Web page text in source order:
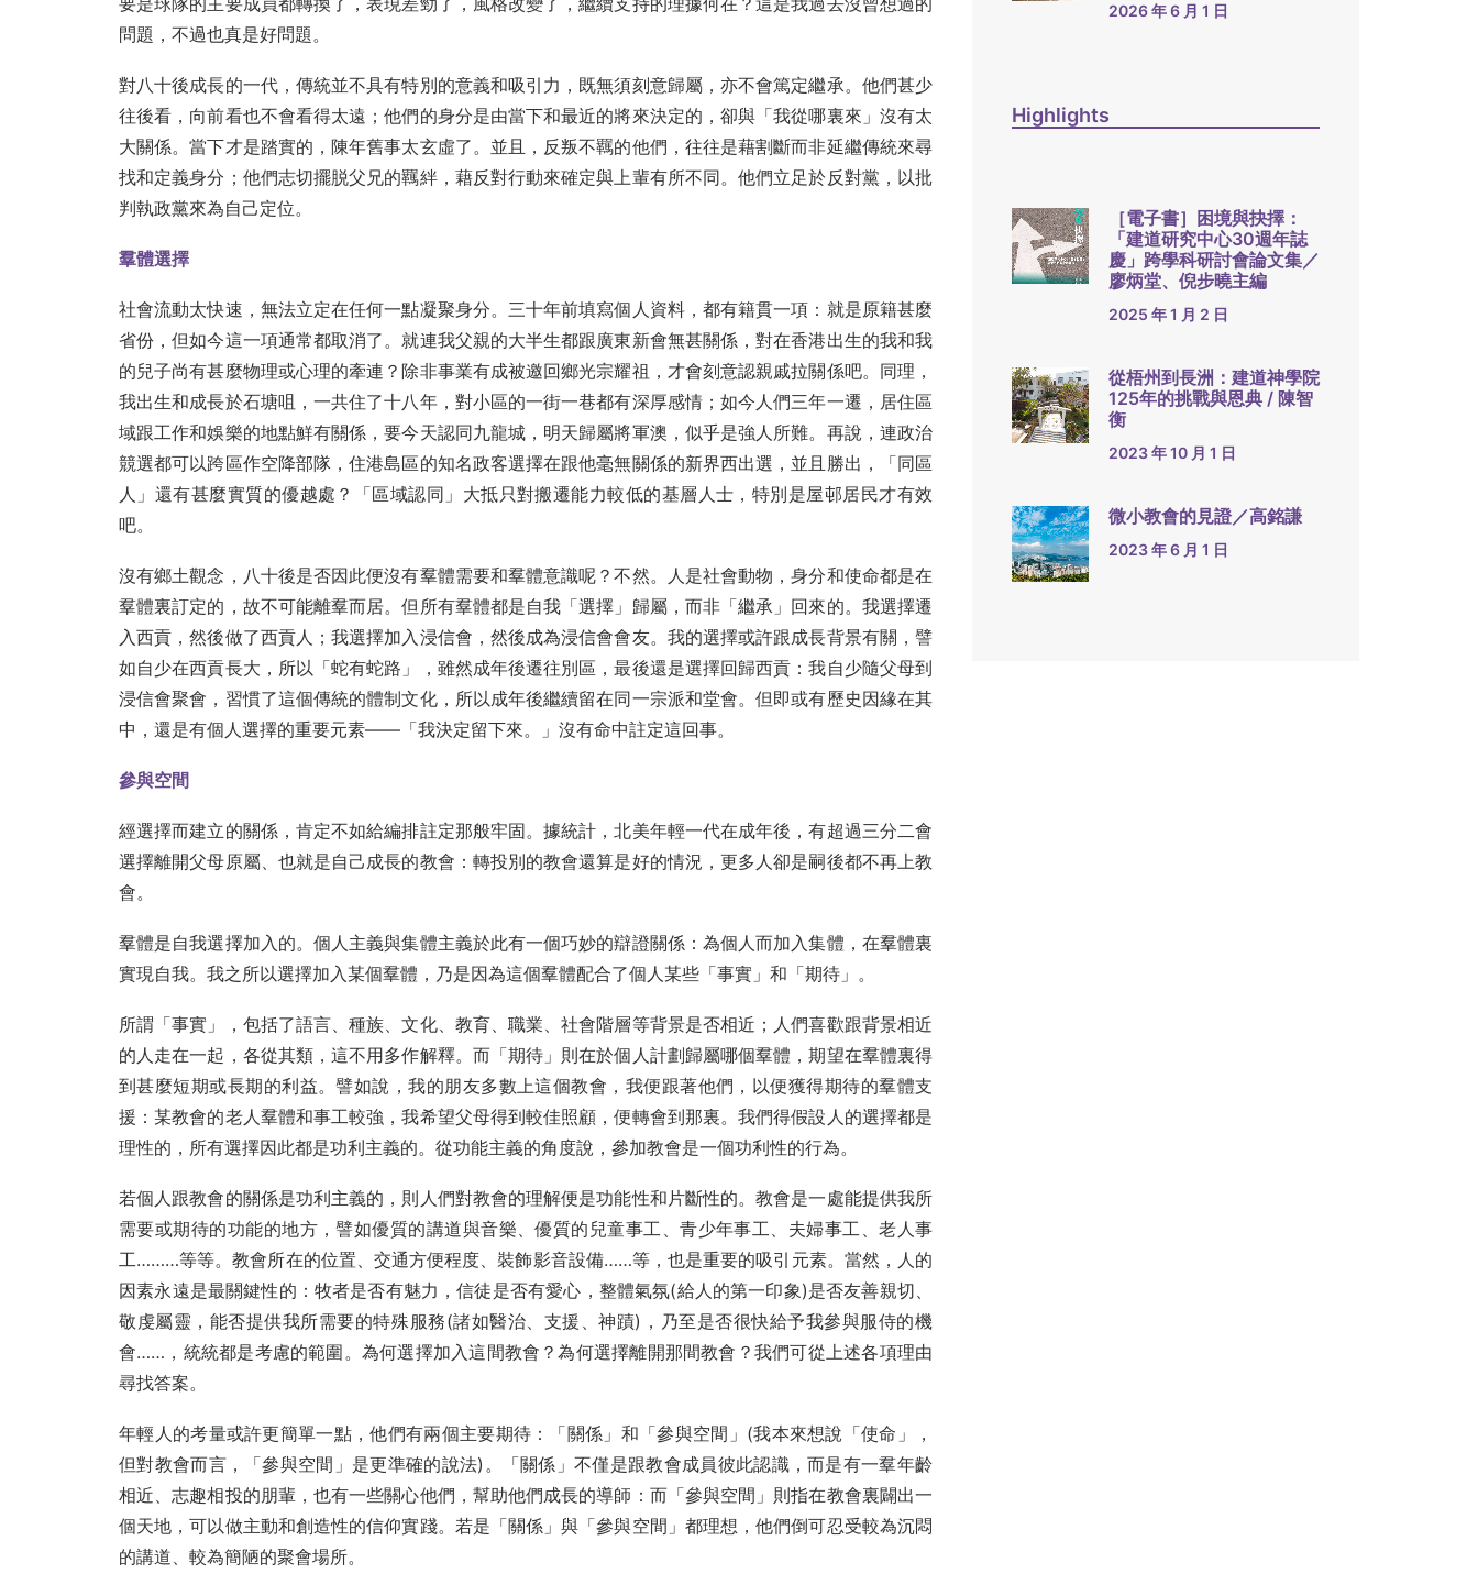
問題，不過也真是好問題。
對八十後成長的一代，傳統並不具有特別的意義和吸引力，既無須刻意歸屬，亦不會篤定繼承。他們甚少
往後看，向前看也不會看得太遠；他們的身分是由當下和最近的將來決定的，卻與「我從哪裏來」沒有太
大關係。當下才是踏實的，陳年舊事太玄虛了。並且，反叛不羈的他們，往往是藉割斷而非延繼傳統來尋
找和定義身分；他們志切擺脱父兄的羈絆，藉反對行動來確定與上輩有所不同。他們立足於反對黨，以批
判執政黨來為自己定位。
羣體選擇
社會流動太快速，無法立定在任何一點凝聚身分。三十年前填寫個人資料，都有籍貫一項：就是原籍甚麼
省份，但如今這一項通常都取消了。就連我父親的大半生都跟廣東新會無甚關係，對在香港出生的我和我
的兒子尚有甚麼物理或心理的牽連？除非事業有成被邀回鄉光宗耀祖，才會刻意認親戚拉關係吧。同理，
我出生和成長於石塘咀，一共住了十八年，對小區的一街一巷都有深厚感情；如今人們三年一遷，居住區
域跟工作和娛樂的地點鮮有關係，要今天認同九龍城，明天歸屬將軍澳，似乎是強人所難。再說，連政治
競選都可以跨區作空降部隊，住港島區的知名政客選擇在跟他毫無關係的新界西出選，並且勝出，「同區
人」還有甚麼實質的優越處？「區域認同」大抵只對搬遷能力較低的基層人士，特別是屋邨居民才有效
吧。
沒有鄉土觀念，八十後是否因此便沒有羣體需要和羣體意識呢？不然。人是社會動物，身分和使命都是在
羣體裏訂定的，故不可能離羣而居。但所有羣體都是自我「選擇」歸屬，而非「繼承」回來的。我選擇遷
入西貢，然後做了西貢人；我選擇加入浸信會，然後成為浸信會會友。我的選擇或許跟成長背景有關，譬
如自少在西貢長大，所以「蛇有蛇路」，雖然成年後遷往別區，最後還是選擇回歸西貢：我自少隨父母到
浸信會聚會，習慣了這個傳統的體制文化，所以成年後繼續留在同一宗派和堂會。但即或有歷史因緣在其
中，還是有個人選擇的重要元素——「我決定留下來。」沒有命中註定這回事。
參與空間
經選擇而建立的關係，肯定不如給編排註定那般牢固。據統計，北美年輕一代在成年後，有超過三分二會
選擇離開父母原屬、也就是自己成長的教會：轉投別的教會還算是好的情況，更多人卻是嗣後都不再上教
會。
羣體是自我選擇加入的。個人主義與集體主義於此有一個巧妙的辯證關係：為個人而加入集體，在羣體裏
實現自我。我之所以選擇加入某個羣體，乃是因為這個羣體配合了個人某些「事實」和「期待」。
所謂「事實」，包括了語言、種族、文化、教育、職業、社會階層等背景是否相近；人們喜歡跟背景相近
的人走在一起，各從其類，這不用多作解釋。而「期待」則在於個人計劃歸屬哪個羣體，期望在羣體裏得
到甚麼短期或長期的利益。譬如說，我的朋友多數上這個教會，我便跟著他們，以便獲得期待的羣體支
援：某教會的老人羣體和事工較強，我希望父母得到較佳照顧，便轉會到那裏。我們得假設人的選擇都是
理性的，所有選擇因此都是功利主義的。從功能主義的角度說，參加教會是一個功利性的行為。
若個人跟教會的關係是功利主義的，則人們對教會的理解便是功能性和片斷性的。教會是一處能提供我所
需要或期待的功能的地方，譬如優質的講道與音樂、優質的兒童事工、青少年事工、夫婦事工、老人事
工………等等。教會所在的位置、交通方便程度、裝飾影音設備……等，也是重要的吸引元素。當然，人的
因素永遠是最關鍵性的：牧者是否有魅力，信徒是否有愛心，整體氣氛(給人的第一印象)是否友善親切、
敬虔屬靈，能否提供我所需要的特殊服務(諸如醫治、支援、神蹟)，乃至是否很快給予我參與服侍的機
會……，統統都是考慮的範圍。為何選擇加入這間教會？為何選擇離開那間教會？我們可從上述各項理由
尋找答案。
年輕人的考量或許更簡單一點，他們有兩個主要期待：「關係」和「參與空間」(我本來想說「使命」，
但對教會而言，「參與空間」是更準確的說法)。「關係」不僅是跟教會成員彼此認識，而是有一羣年齡
相近、志趣相投的朋輩，也有一些關心他們，幫助他們成長的導師：而「參與空間」則指在教會裏闢出一
個天地，可以做主動和創造性的信仰實踐。若是「關係」與「參與空間」都理想，他們倒可忍受較為沉悶
的講道、較為簡陋的聚會場所。
2026 年 6 月 1 日
Highlights
［電子書］困境與抉擇：
「建道研究中心30週年誌
慶」跨學科研討會論文集／
廖炳堂、倪步曉主編
2025 年 1 月 2 日
從梧州到長洲：建道神學院
125年的挑戰與恩典 / 陳智
衡
2023 年 10 月 1 日
微小教會的見證／高銘謙
2023 年 6 月 1 日